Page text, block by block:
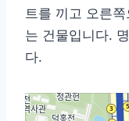
트를 끼고 오른
는 건물입니다.
다.